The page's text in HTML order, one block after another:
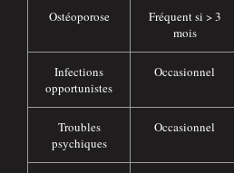
Ostéoporose
Fréquent si > 3
mois
Infections
opportunistes
Occasionnel
Troubles
psychiques
Occasionnel